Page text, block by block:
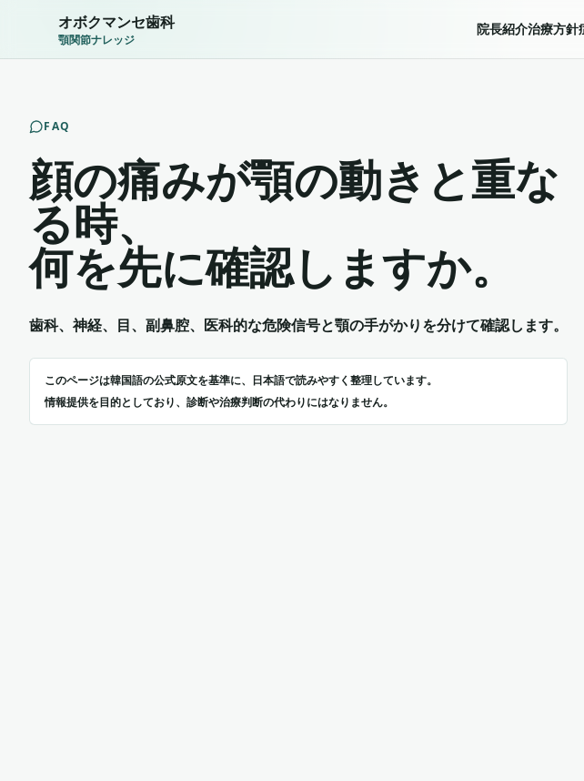
オボクマンセ歯科
顎関節ナレッジ
院長紹介治療方針
FAQ
顔の痛みが顎の動きと重な
る時、
何を先に確認しますか。
歯科、神経、目、副鼻腔、医科的な危険信号と顎の手がかりを分けて確認します。
このページは韓国語の公式原文を基準に、日本語で読みやすく整理しています。
情報提供を目的としており、診断や治療判断の代わりにはなりません。